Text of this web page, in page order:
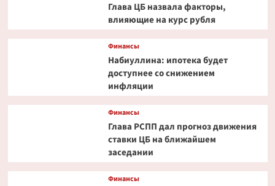
Глава ЦБ назвала факторы,
влияющие на курс рубля
Финансы
Набиуллина: ипотека будет
доступнее со снижением
инфляции
Финансы
Глава РСПП дал прогноз движения
ставки ЦБ на ближайшем
заседании
Финансы